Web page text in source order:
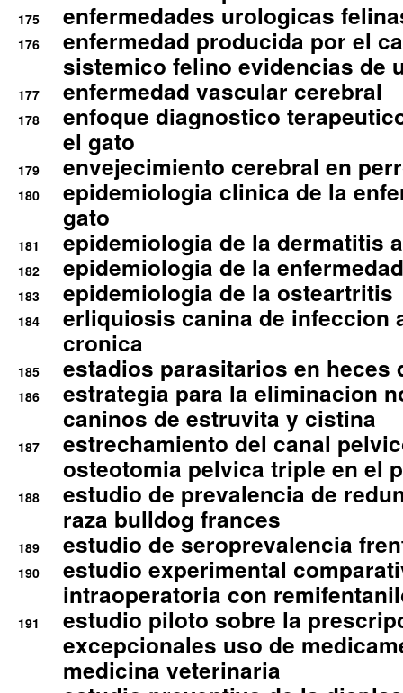
175 enfermedades urologicas
176
enfermedad producida por el
sistemico felino evidencias de
177 enfermedad vascular cerebral
178
enfoque diagnostico
el gato
179 envejecimiento cerebral en
180
epidemiologia clinica de la
gato
181 epidemiologia de la dermatitis
182 epidemiologia de la
183 epidemiologia de la osteartritis
184
erliquiosis canina de infeccion
cronica
185 estadios parasitarios en heces
186
estrategia para la eliminacion
caninos de estruvita y cistina
187
estrechamiento del canal
osteotomia pelvica triple en el
188
estudio de prevalencia de
raza bulldog frances
189 estudio de seroprevalencia
190
estudio experimental
intraoperatoria con
191
estudio piloto sobre la
excepcionales uso de
medicina veterinaria